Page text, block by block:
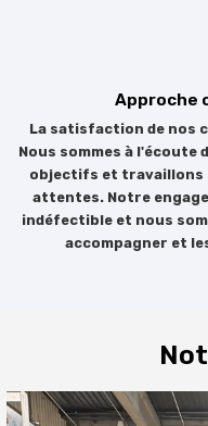
Approche
La satisfaction de nos
Nous sommes à l'écoute
objectifs et travaillons
attentes. Notre
indéfectible et nous
accompagner et